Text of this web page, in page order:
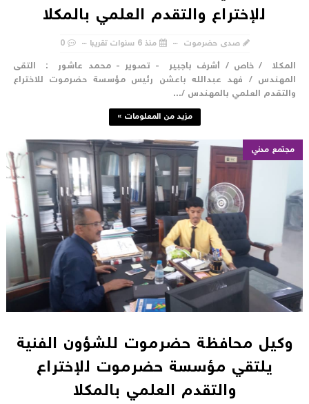
للإختراع والتقدم العلمي بالمكلا
صدى حضرموت منذ 6 سنوات تقريبا 0
/ خاص / أشرف باجبير - تصوير - محمد عاشور : التقى
/ فهد عبدالله باعشن رئيس مؤسسة حضرموت للاختراع
العلمي بالمهندس /...
مزيد من المعلومات »
مجتمع مدني
وكيل محافظة حضرموت للشؤون الفنية
يلتقي مؤسسة حضرموت للإختراع
والتقدم العلمي بالمكلا